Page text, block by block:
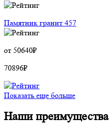
Памятник гранит 457
от 50640₽
70896₽
Показать еще больше
Наши преимущества